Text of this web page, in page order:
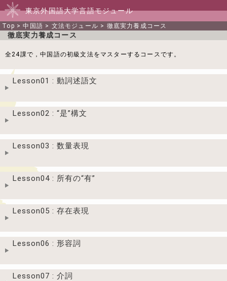
東京外国語大学言語モジュール
Top >中国語 > 文法モジュール > 徹底実力養成コース
徹底実力養成コース
全24課で，中国語の初級文法をマスターするコースです。
Lesson01 : 動詞述語文
Lesson02 : “是”構文
Lesson03 : 数量表現
Lesson04 : 所有の“有”
Lesson05 : 存在表現
Lesson06 : 形容詞
Lesson07 : 介詞